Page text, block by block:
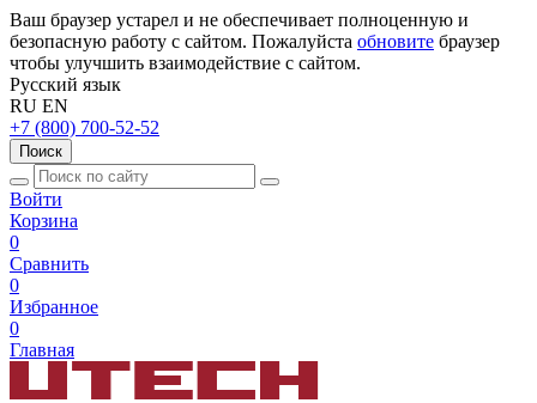
Ваш браузер устарел и не обеспечивает полноценную и
безопасную работу с сайтом. Пожалуйста обновите браузер
чтобы улучшить взаимодействие с сайтом.
Русский язык
RU EN
+7 (800) 700-52-52
Поиск
Войти
Корзина
0
Сравнить
0
Избранное
0
Главная